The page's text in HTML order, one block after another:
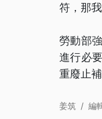
符，那
勞動部
進行必
重廢止
姜筑 / 編